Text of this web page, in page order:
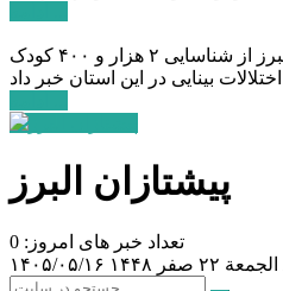
مدیر کل بهزیستی استان البرز از شناسایی ۲ هزار و ۴۰۰ کودک
پیشتازان البرز
تعداد خبر های امروز: 0
۱۴۰۵/۰۵/۱۶
الجمعة ۲۲ صفر ۱۴۴۸